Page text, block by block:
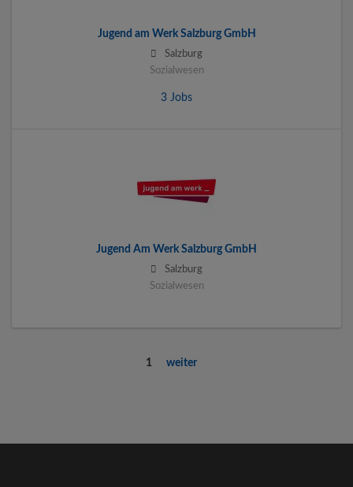
Jugend am Werk Salzburg GmbH
Salzburg
Sozialwesen
3 Jobs
Jugend Am Werk Salzburg GmbH
Salzburg
Sozialwesen
1 weiter